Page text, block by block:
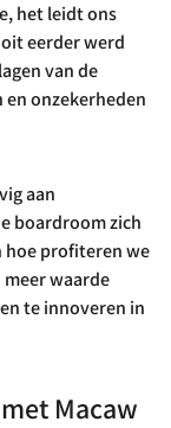
het leidt ons
eerder werd
van de
en onzekerheden
aan
boardroom zich
hoe profiteren we
meer waarde
te innoveren in
Macaw